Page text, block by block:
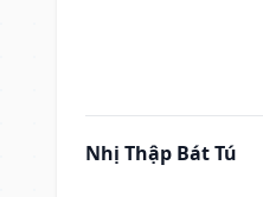
Nhị Thập Bát Tú